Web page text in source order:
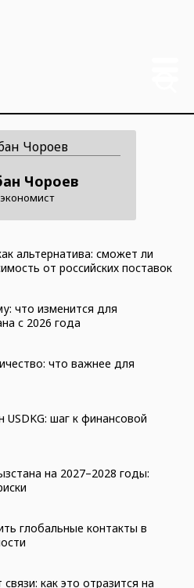
Чороев
экономист
альтернатива: сможет ли
от российских поставок
что изменится для
с 2026 года
что важнее для
шаг к финансовой
на 2027–2028 годы:
глобальные контакты в
как это отразится на